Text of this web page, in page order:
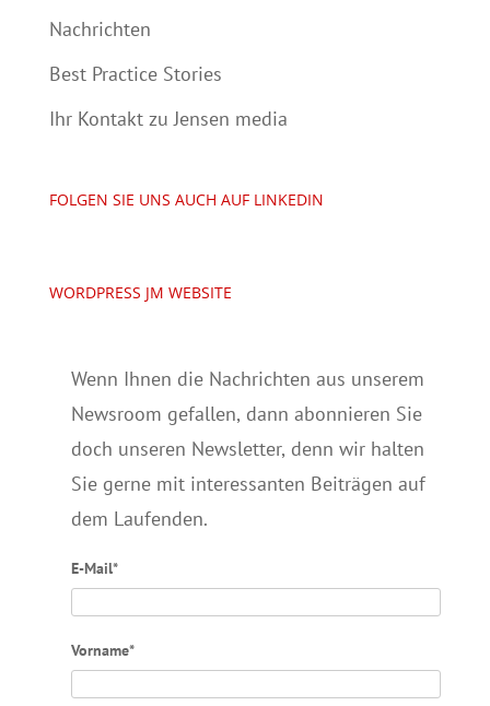
Nachrichten
Best Practice Stories
Ihr Kontakt zu Jensen media
FOLGEN SIE UNS AUCH AUF LINKEDIN
WORDPRESS JM WEBSITE
Wenn Ihnen die Nachrichten aus unserem
Newsroom gefallen, dann abonnieren Sie
doch unseren Newsletter, denn wir halten
Sie gerne mit interessanten Beiträgen auf
dem Laufenden.
E-Mail*
Vorname*